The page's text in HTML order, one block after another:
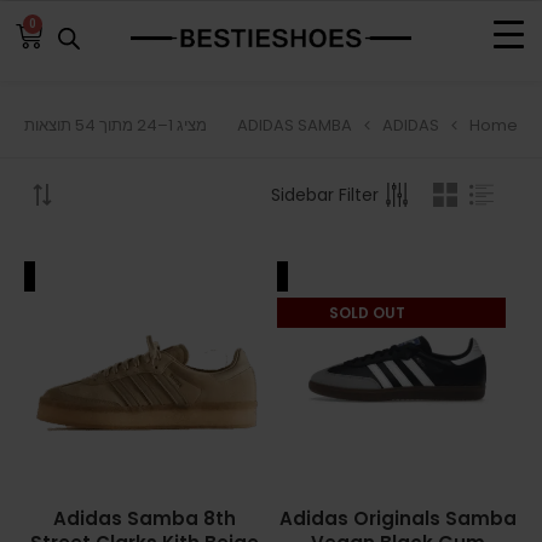
0
BROWSE
ADIDAS CAMPUS
ADIDAS FORUM
ADIDAS SL 72
Home
ADIDAS
ADIDAS SAMBA מציג 1–24 מתוך 54 תוצאות
Sidebar Filter
SOLD OUT
Adidas Originals Samba
Adidas Samba 8th